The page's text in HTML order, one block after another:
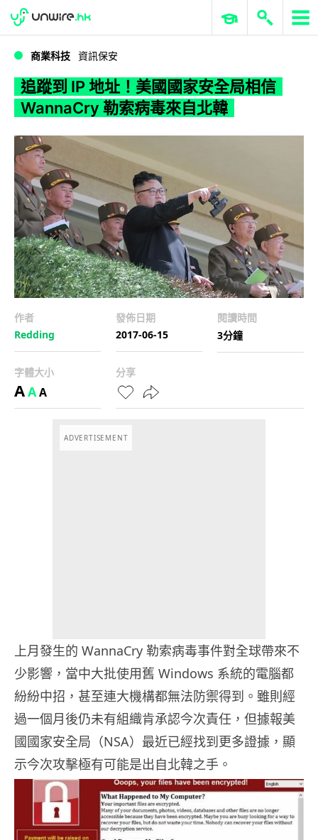
WWDC 2026 ERP 與商業 AI
商業科技 資訊保安
追蹤到 IP 地址！美國國家安全局相信
WannaCry 勒索病毒來自北韓
作者
Redding
發佈日期
2017-06-15
閱讀時間
3分鐘
字體大小
AAA
分享
ADVERTISEMENT
上月發生的 WannaCry 勒索病毒事件對全球帶來不
少影響，當中大批使用舊 Windows 系統的電腦都
紛紛中招，甚至連大機構都無法防禦得到。雖則經
過一個月後仍未有組織肯承認今次責任，但據報美
國國家安全局（NSA）最近已經找到更多證據，顯
示今次攻擊極有可能是出自北韓之手。